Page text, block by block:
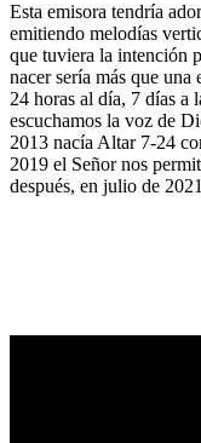
Esta emisora tendría
emitiendo melodías
que tuviera la intención
nacer sería más que
24 horas al día, 7 días a
escuchamos la voz de
2013 nacía Altar 7-24
2019 el Señor nos
después, en julio de